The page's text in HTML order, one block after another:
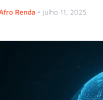
Renda • julho 11, 2025